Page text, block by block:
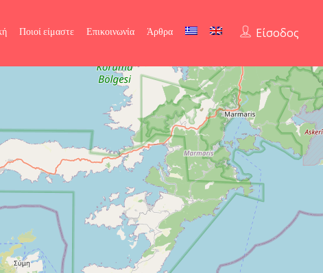
Είσοδος
Ποιοί είμαστε Επικοινωνία Άρθρα